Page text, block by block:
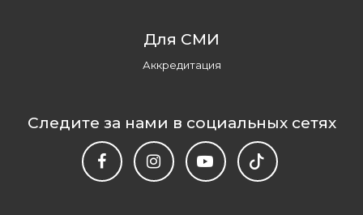
Для СМИ
Аккредитация
Следите за нами в социальных сетях